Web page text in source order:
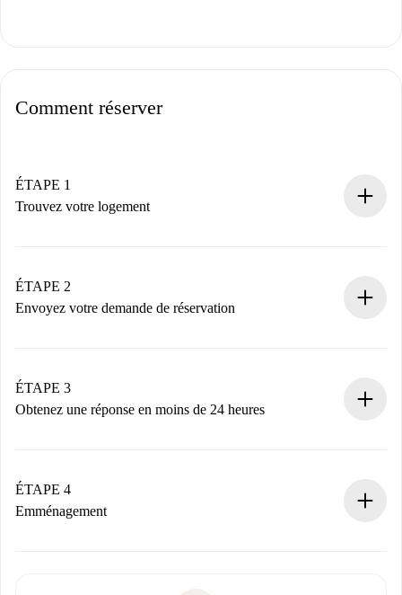
Comment réserver
ÉTAPE 1
Trouvez votre logement
Vous disposez à l’avance de toutes les informations
nécessaires.
ÉTAPE 2
Envoyez votre demande de réservation
Nous ne vous facturerons rien tant que le propriétaire
n’aura pas accepté.
ÉTAPE 3
Obtenez une réponse en moins de 24 heures
contact avec le propriétaire.
Si refusé : aucun prélèvement et nous vous proposerons
ÉTAPE 4
Emménagement